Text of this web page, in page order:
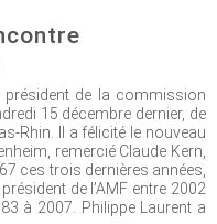
président de la commission
15 décembre dernier, de
Rhin. Il a félicité le nouveau
remercié Claude Kern,
ces trois dernières années,
de l’AMF entre 2002
à 2007. Philippe Laurent a